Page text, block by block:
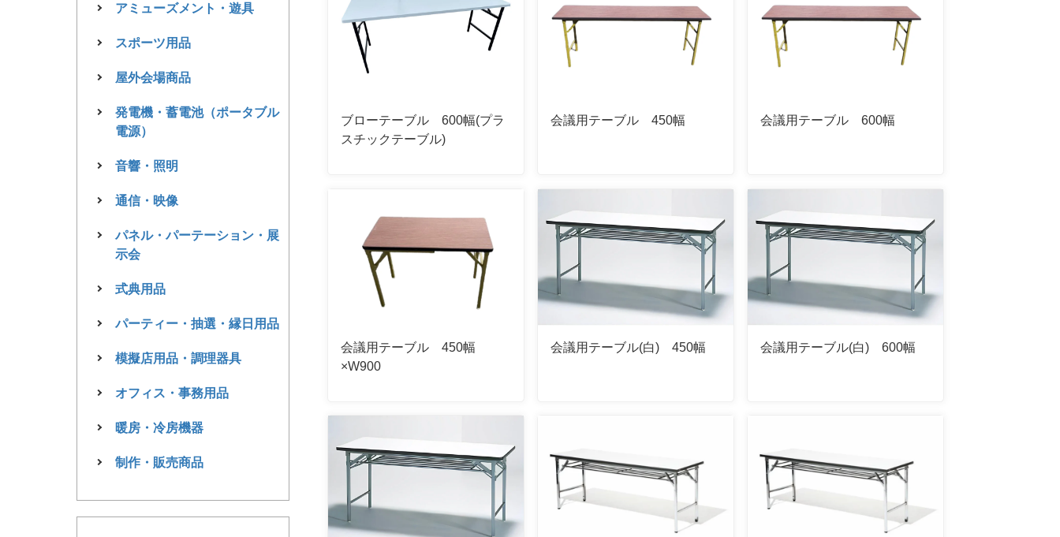
ブローテーブル 600幅(プラ
スチックテーブル)
会議用テーブル 450幅 会議用テーブル 600幅
会議用テーブル 450幅
×W900
会議用テーブル(白) 450幅 会議用テーブル(白) 600幅
アミューズメント・遊具
スポーツ用品
屋外会場商品
発電機・蓄電池（ポータブル
電源）
音響・照明
通信・映像
パネル・パーテーション・展
示会
式典用品
パーティー・抽選・縁日用品
模擬店用品・調理器具
オフィス・事務用品
暖房・冷房機器
制作・販売商品